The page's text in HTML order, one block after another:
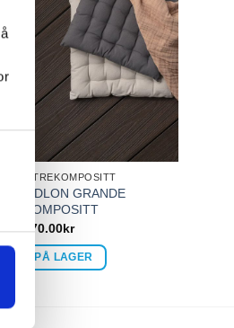
TREKOMPOSITT
WOODLON GRANDE
TREKOMPOSITT
370.00kr
IKKE PÅ LAGER